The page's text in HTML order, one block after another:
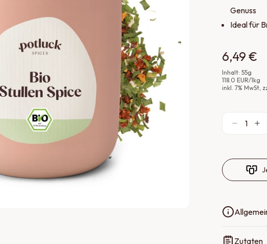
Genuss
Ideal für
6,49 €
Inhalt: 55g
118.0 EUR/1kg
inkl. 7% MwSt ,
1
Zutaten